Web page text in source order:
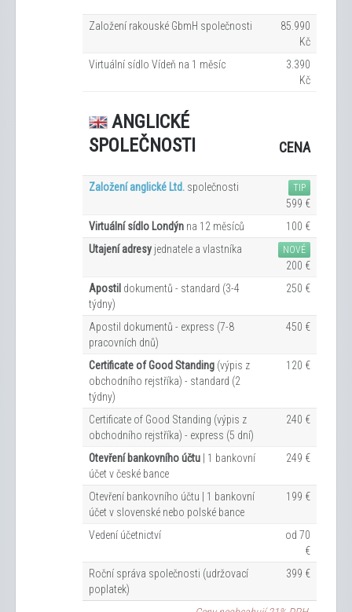
Založení rakouské GbmH společnosti
85.990
Kč
Virtuální sídlo Vídeň na 1 měsíc
3.390
Kč
ANGLICKÉ
SPOLEČNOSTI
CENA
Založení anglické Ltd. společnosti TIP
599 €
Virtuální sídlo Londýn na 12 měsíců
100 €
Utajení adresy jednatele a vlastníka NOVÉ
200 €
Apostil dokumentů - standard (3-4
týdny)
250 €
Apostil dokumentů - express (7-8
pracovních dnů)
450 €
Certificate of Good Standing (výpis z
obchodního rejstříka) - standard (2
týdny)
120 €
Certificate of Good Standing (výpis z
obchodního rejstříka) - express (5 dní)
240 €
Otevření bankovního účtu | 1 bankovní
účet v české bance
249 €
Otevření bankovního účtu | 1 bankovní
účet v slovenské nebo polské bance
199 €
Vedení účetnictví
od 70
€
Roční správa společnosti (udržovací
poplatek)
399 €